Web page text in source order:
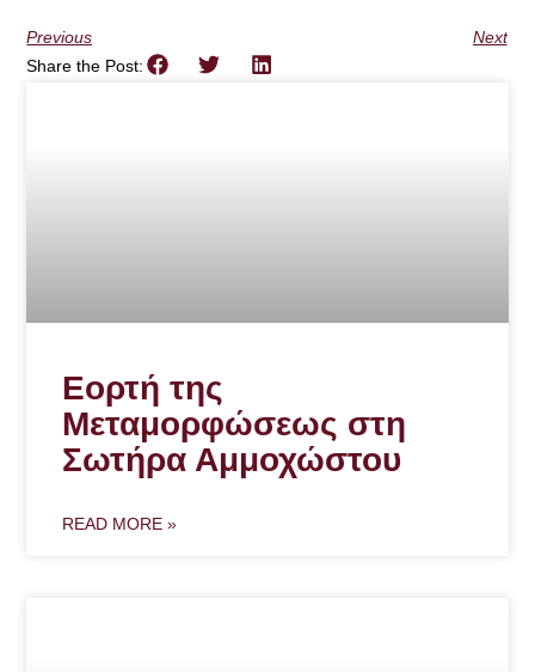
Previous
Next
Share the Post:
Εορτή της
Μεταμορφώσεως στη
Σωτήρα Αμμοχώστου
READ MORE »